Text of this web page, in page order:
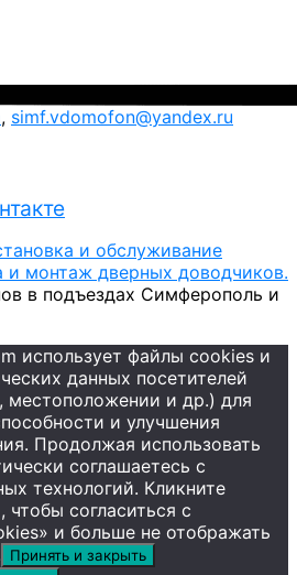
, simf.vdomofon@yandex.ru
и обслуживание
монтаж дверных доводчиков.
в подъездах Симферополь и
использует файлы cookies и
данных посетителей
местоположении и др.) для
и улучшения
Продолжая использовать
соглашаетесь с
технологий. Кликните
согласиться с
и больше не отображать
Принять и закрыть